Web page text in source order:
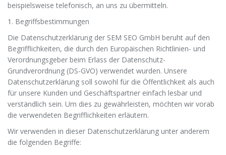
beispielsweise telefonisch, an uns zu übermitteln.
1. Begriffsbestimmungen
Die Datenschutzerklärung der SEM SEO GmbH beruht auf den
Begrifflichkeiten, die durch den Europäischen Richtlinien- und
Verordnungsgeber beim Erlass der Datenschutz-
Grundverordnung (DS-GVO) verwendet wurden. Unsere
Datenschutzerklärung soll sowohl für die Öffentlichkeit als auch
für unsere Kunden und Geschäftspartner einfach lesbar und
verständlich sein. Um dies zu gewährleisten, möchten wir vorab
die verwendeten Begrifflichkeiten erläutern.
Wir verwenden in dieser Datenschutzerklärung unter anderem
die folgenden Begriffe: